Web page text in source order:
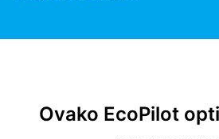
Ovako EcoPilot